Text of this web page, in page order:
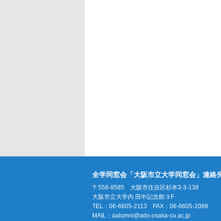
全学同窓会「大阪市立大学同窓会」連絡
〒558-8585 大阪市住吉区杉本3-3-138
大阪市立大学内 田中記念館３F
TEL：06-6605-2113 FAX：06-6605-2088
MAIL： aalumni@ado.osaka-cu.ac.jp